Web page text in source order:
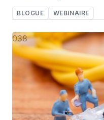
BLOGUE WEBINAIRE
038